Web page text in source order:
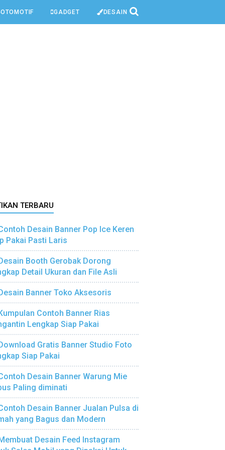
OTOMOTIF GADGET DESAIN
TERBARU
Desain Banner Pop Ice Keren
Pakai Pasti Laris
Booth Gerobak Dorong
Detail Ukuran dan File Asli
Banner Toko Aksesoris
Contoh Banner Rias
Lengkap Siap Pakai
Gratis Banner Studio Foto
Siap Pakai
Desain Banner Warung Mie
Paling diminati
Desain Banner Jualan Pulsa di
yang Bagus dan Modern
Desain Feed Instagram